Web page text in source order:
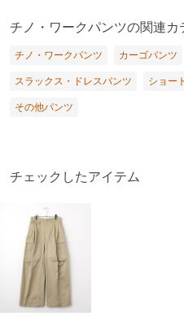
チノ・ワークパンツの関連カ
チノ・ワークパンツ カーゴパンツ
スラックス・ドレスパンツ ショー
その他パンツ
チェックしたアイテム